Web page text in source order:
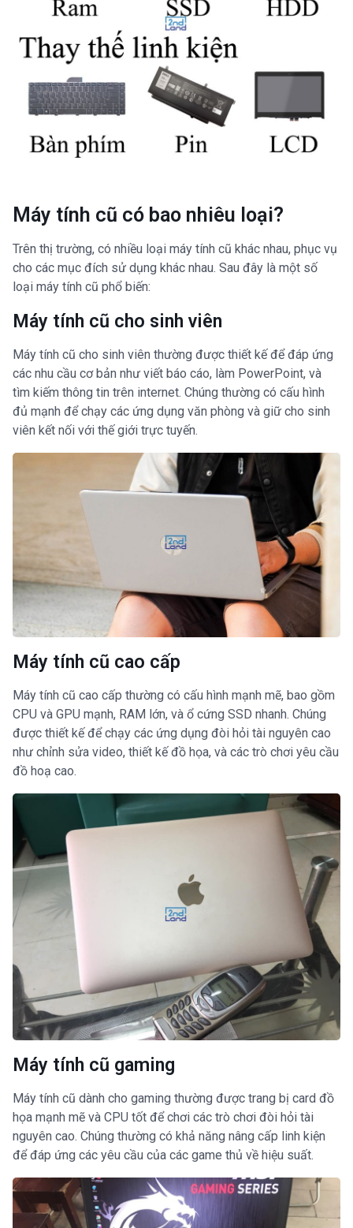
Máy tính cũ có bao nhiêu loại?
Trên thị trường, có nhiều loại máy tính cũ khác nhau, phục vụ
cho các mục đích sử dụng khác nhau. Sau đây là một số
loại máy tính cũ phổ biến:
Máy tính cũ cho sinh viên
Máy tính cũ cho sinh viên thường được thiết kế để đáp ứng
các nhu cầu cơ bản như viết báo cáo, làm PowerPoint, và
tìm kiếm thông tin trên internet. Chúng thường có cấu hình
đủ mạnh để chạy các ứng dụng văn phòng và giữ cho sinh
viên kết nối với thế giới trực tuyến.
Máy tính cũ cao cấp
Máy tính cũ cao cấp thường có cấu hình mạnh mẽ, bao gồm
CPU và GPU mạnh, RAM lớn, và ổ cứng SSD nhanh. Chúng
được thiết kế để chạy các ứng dụng đòi hỏi tài nguyên cao
như chỉnh sửa video, thiết kế đồ họa, và các trò chơi yêu cầu
đồ hoạ cao.
Máy tính cũ gaming
Máy tính cũ dành cho gaming thường được trang bị card đồ
họa mạnh mẽ và CPU tốt để chơi các trò chơi đòi hỏi tài
nguyên cao. Chúng thường có khả năng nâng cấp linh kiện
để đáp ứng các yêu cầu của các game thủ về hiệu suất.